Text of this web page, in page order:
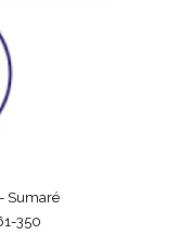
Sumaré
350